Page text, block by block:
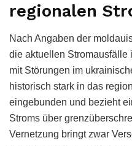
regionalen
Nach Angaben der
die aktuellen Stromausfälle
mit Störungen im
historisch stark in das
eingebunden und bezieht
Stroms über
Vernetzung bringt zwar